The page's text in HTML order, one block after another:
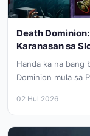
Death
Karanasan sa
Handa ka na bang
Dominion mula sa
02 Hul 2026